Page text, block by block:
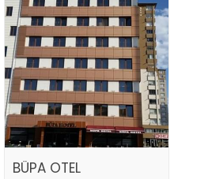
BÜPA OTEL